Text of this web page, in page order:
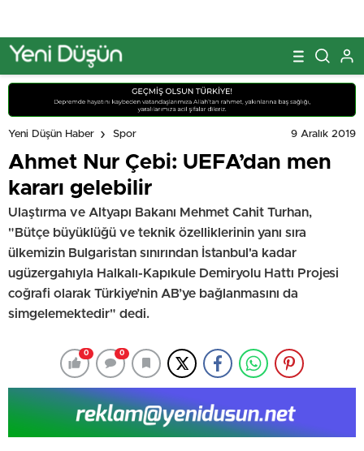
Yeni Düşün Haber Spor 9 Aralık 2019
Ahmet Nur Çebi: UEFA’dan men
kararı gelebilir
Ulaştırma ve Altyapı Bakanı Mehmet Cahit Turhan,
"Bütçe büyüklüğü ve teknik özelliklerinin yanı sıra
ülkemizin Bulgaristan sınırından İstanbul'a kadar
ugüzergahıyla Halkalı-Kapıkule Demiryolu Hattı Projesi
coğrafi olarak Türkiye’nin AB’ye bağlanmasını da
simgelemektedir" dedi.
0 0